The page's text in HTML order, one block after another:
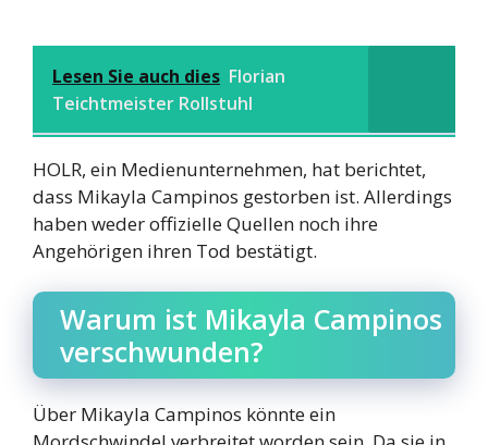
Lesen Sie auch dies Florian
Teichtmeister Rollstuhl
HOLR, ein Medienunternehmen, hat berichtet,
dass Mikayla Campinos gestorben ist. Allerdings
haben weder offizielle Quellen noch ihre
Angehörigen ihren Tod bestätigt.
Warum ist Mikayla Campinos
verschwunden?
Über Mikayla Campinos könnte ein